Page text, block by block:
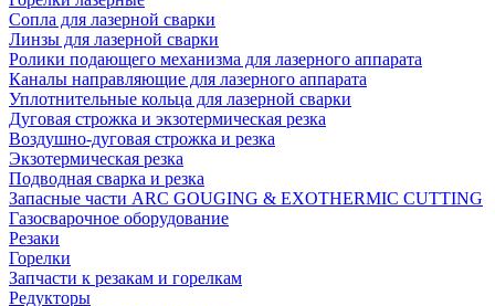
Сопла для лазерной сварки
Линзы для лазерной сварки
Ролики подающего механизма для лазерного аппарата
Каналы направляющие для лазерного аппарата
Уплотнительные кольца для лазерной сварки
Дуговая строжка и экзотермическая резка
Воздушно-дуговая строжка и резка
Экзотермическая резка
Подводная сварка и резка
Запасные части ARC GOUGING & EXOTHERMIC CUTTING
Газосварочное оборудование
Резаки
Горелки
Запчасти к резакам и горелкам
Редукторы